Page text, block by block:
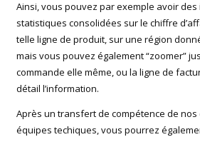
Ainsi, vous pouvez par exemple avoir
statistiques consolidées sur le chiffre
telle ligne de produit, sur une région
mais vous pouvez également “zoomer”
commande elle même, ou la ligne de
détail l’information.
Après un transfert de compétence de
équipes techiques, vous pourrez